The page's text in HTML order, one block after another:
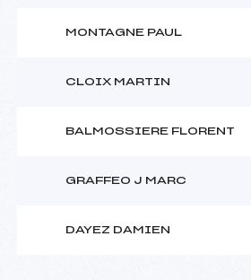
MONTAGNE PAUL
CLOIX MARTIN
BALMOSSIERE FLORENT
GRAFFEO J MARC
DAYEZ DAMIEN